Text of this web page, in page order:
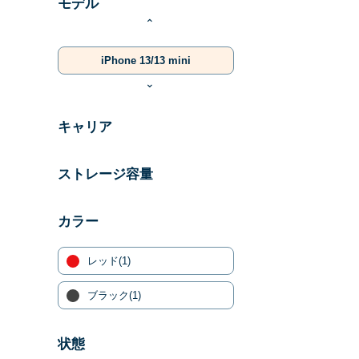
モデル
⌃
iPhone 13/13 mini
⌄
キャリア
ストレージ容量
カラー
レッド(1)
ブラック(1)
状態